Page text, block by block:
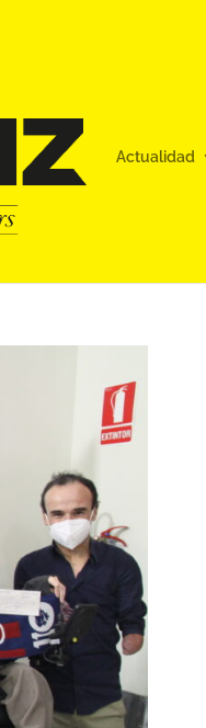
Actualidad